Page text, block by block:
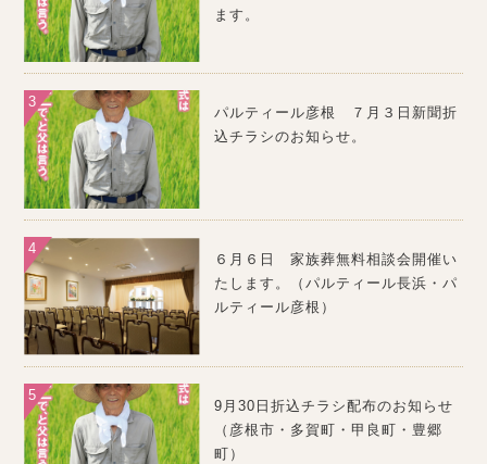
ます。
パルティール彦根 ７月３日新聞折
込チラシのお知らせ。
６月６日 家族葬無料相談会開催い
たします。（パルティール長浜・パ
ルティール彦根）
9月30日折込チラシ配布のお知らせ
（彦根市・多賀町・甲良町・豊郷
町）